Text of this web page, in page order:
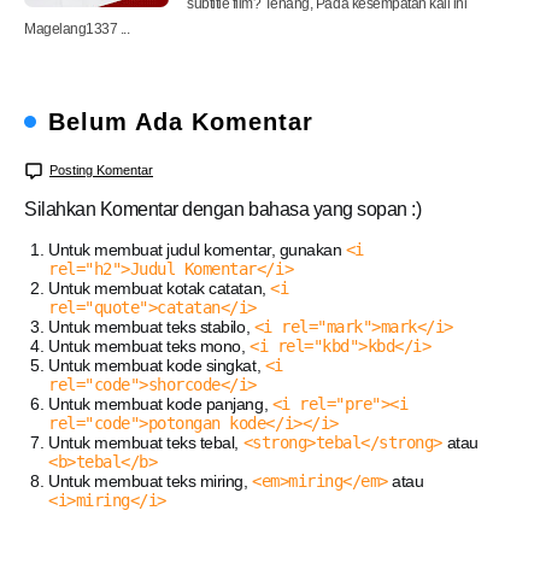
Magelang1337 ...
Belum Ada Komentar
Posting Komentar
Silahkan Komentar dengan bahasa yang sopan :)
Untuk membuat judul komentar, gunakan <i
rel="h2">Judul Komentar</i>
Untuk membuat kotak catatan,<i
rel="quote">catatan</i>
Untuk membuat teks stabilo, <i rel="mark">mark</i>
Untuk membuat teks mono, <i rel="kbd">kbd</i>
Untuk membuat kode singkat, <i
rel="code">shorcode</i>
Untuk membuat kode panjang, <i rel="pre"><i
rel="code">potongan kode</i></i>
Untuk membuat teks tebal, <strong>tebal</strong>atau
<b>tebal</b>
Untuk membuat teks miring,<em>miring</em>atau
<i>miring</i>